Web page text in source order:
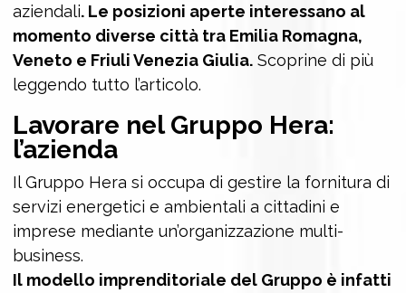
aziendali. Le posizioni aperte interessano al
momento diverse città tra Emilia Romagna,
Veneto e Friuli Venezia Giulia.Scoprine di più
leggendo tutto l’articolo.
Lavorare nel Gruppo Hera:
l’azienda
Il Gruppo Hera si occupa di gestire la fornitura di
servizi energetici e ambientali a cittadini e
imprese mediante un’organizzazione multi-
business.
Il modello imprenditoriale del Gruppo è infatti